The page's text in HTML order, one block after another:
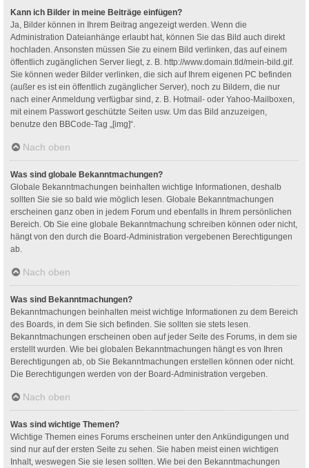
Kann ich Bilder in meine Beiträge einfügen?
Ja, Bilder können in Ihrem Beitrag angezeigt werden. Wenn die
Administration Dateianhänge erlaubt hat, können Sie das Bild auch direkt
hochladen. Ansonsten müssen Sie zu einem Bild verlinken, das auf einem
öffentlich zugänglichen Server liegt, z. B. http://www.domain.tld/mein-bild.gif.
Sie können weder Bilder verlinken, die sich auf Ihrem eigenen PC befinden
(außer es ist ein öffentlich zugänglicher Server), noch zu Bildern, die nur
nach einer Anmeldung verfügbar sind, z. B. Hotmail- oder Yahoo-Mailboxen,
mit einem Passwort geschützte Seiten usw. Um das Bild anzuzeigen,
benutze den BBCode-Tag „[img]“.
Nach oben
Was sind globale Bekanntmachungen?
Globale Bekanntmachungen beinhalten wichtige Informationen, deshalb
sollten Sie sie so bald wie möglich lesen. Globale Bekanntmachungen
erscheinen ganz oben in jedem Forum und ebenfalls in Ihrem persönlichen
Bereich. Ob Sie eine globale Bekanntmachung schreiben können oder nicht,
hängt von den durch die Board-Administration vergebenen Berechtigungen
ab.
Nach oben
Was sind Bekanntmachungen?
Bekanntmachungen beinhalten meist wichtige Informationen zu dem Bereich
des Boards, in dem Sie sich befinden. Sie sollten sie stets lesen.
Bekanntmachungen erscheinen oben auf jeder Seite des Forums, in dem sie
erstellt wurden. Wie bei globalen Bekanntmachungen hängt es von Ihren
Berechtigungen ab, ob Sie Bekanntmachungen erstellen können oder nicht.
Die Berechtigungen werden von der Board-Administration vergeben.
Nach oben
Was sind wichtige Themen?
Wichtige Themen eines Forums erscheinen unter den Ankündigungen und
sind nur auf der ersten Seite zu sehen. Sie haben meist einen wichtigen
Inhalt, weswegen Sie sie lesen sollten. Wie bei den Bekanntmachungen